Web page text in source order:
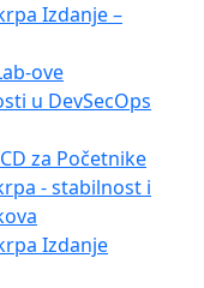
Izdanje –
ove
u DevSecOps
za Početnike
- stabilnost i
Izdanje